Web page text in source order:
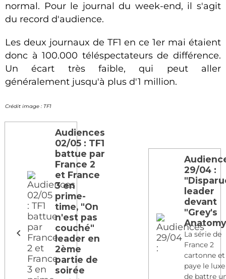
normal. Pour le journal du week-end, il s'agit
du record d'audience.
Les deux journaux de TF1 en ce 1er mai étaient
donc à 100.000 téléspectateurs de différence.
Un écart très faible, qui peut aller
généralement jusqu'à plus d'1 million.
Crédit image : TF1
Audiences
02/05 : TF1
battue par
France 2
et France
3 en
prime-
time, "On
n'est pas
couché"
leader en
2ème
partie de
soirée
29/04 :
leader
devant
"Grey's
La série de
France 2
cartonne et
paye le luxe
de battre